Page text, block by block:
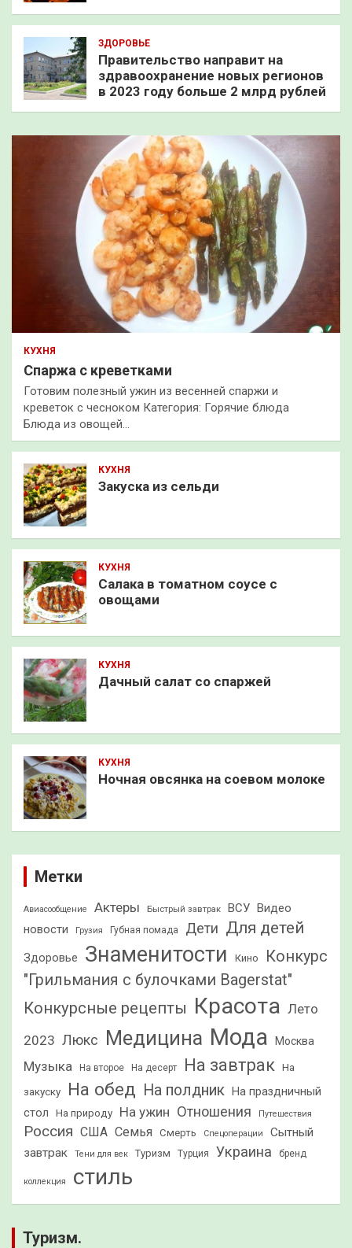
ЗДОРОВЬЕ
Правительство направит на
здравоохранение новых регионов
в 2023 году больше 2 млрд рублей
КУХНЯ
Спаржа с креветками
Готовим полезный ужин из весенней спаржи и
креветок с чесноком Категория: Горячие блюда
Блюда из овощей…
КУХНЯ
Закуска из сельди
КУХНЯ
Салака в томатном соусе с
овощами
КУХНЯ
Дачный салат со спаржей
КУХНЯ
Ночная овсянка на соевом молоке
Метки
Авиасообщение Актеры Быстрый завтрак ВСУ Видео
новости
Грузия Губная помада Дети Для детей
Здоровье Знаменитости Кино
Конкурс
"Грильмания с булочками Bagerstat"
Конкурсные рецепты Красота Лето
2023 Люкс Медицина Мода Москва
Музыка На второе На десерт На завтрак На
закуску На обед На полдник На праздничный
стол
На природу На ужин Отношения Путешествия
Россия США Семья Смерть Спецоперации
Сытный
завтрак
Тени для век Туризм Турция Украина бренд
коллекция стиль
Туризм.